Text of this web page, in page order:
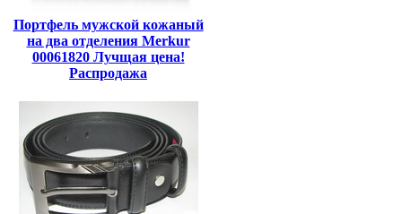
Портфель мужской кожаный
на два отделения Merkur
00061820 Лучщая цена!
Распродажа